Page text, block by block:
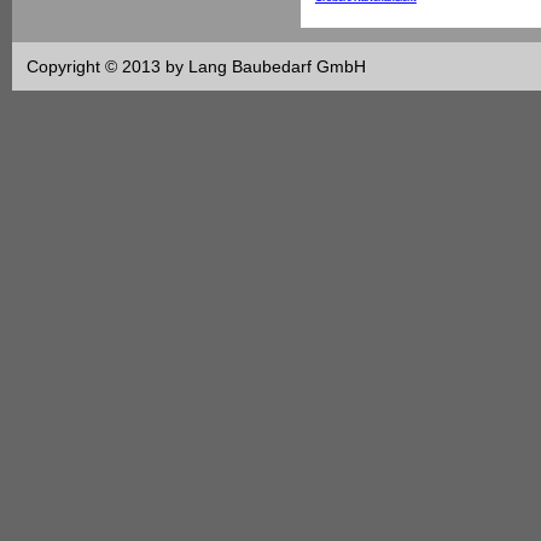
Copyright © 2013 by Lang Baubedarf GmbH